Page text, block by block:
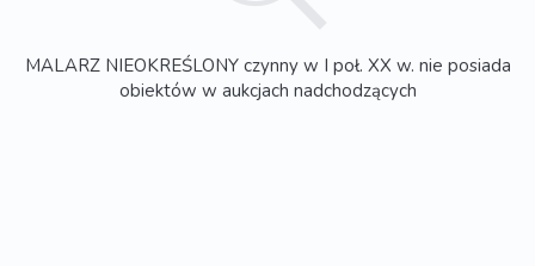
MALARZ NIEOKREŚLONY czynny w I poł. XX w. nie posiada
obiektów w aukcjach nadchodzących